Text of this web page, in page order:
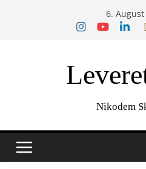
6. August
Nikodem